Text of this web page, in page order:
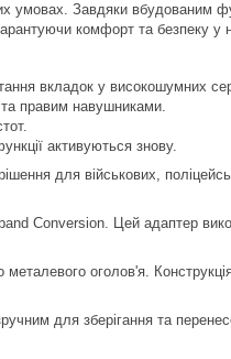
умовах. Завдяки вбудованим
комфорт та безпеку у
вкладок у високошумних
та правим навушниками.
активуються знову.
для військових,
Conversion. Цей адаптер
оголов'я.
для зберігання та